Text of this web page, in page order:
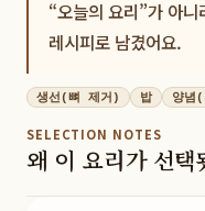
“오늘의 요리”가 아
레시피로 남겼어요.
생선(뼈 제거) 밥 양념
SELECTION NOTES
왜 이 요리가 선택